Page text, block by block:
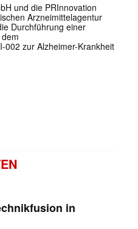
und die PRInnovation
Arzneimittelagentur
Durchführung einer
002 zur Alzheimer-Krankheit
in